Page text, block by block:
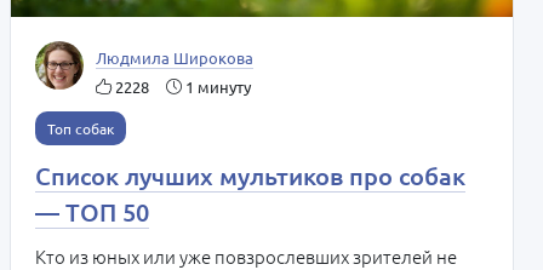
Людмила Широкова
2228
1 минуту
Топ собак
Список лучших мультиков про собак
— ТОП 50
Кто из юных или уже повзрослевших зрителей не